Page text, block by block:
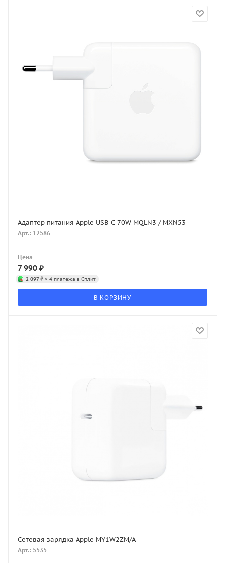
Адаптер питания Apple USB-C 70W MQLN3 / MXN53
Арт.: 12586
Цена
7 990 ₽
2 097 ₽ × 4 платежа в Сплит
В КОРЗИНУ
Сетевая зарядка Apple MY1W2ZM/A
Арт.: 5535